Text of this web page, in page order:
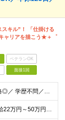
キル”！ 「仕掛ける
ャリアを描こう★＋゜
ベテランOK
面接1回
＼「やってみたい」が応募資格◎／ 学歴不問／未経験歓迎／業種未経験歓迎／社会人デビュー歓迎／第二新卒歓迎／ブランクOK 経験やスキルは一切不問◎ 大切なのは「挑戦してみたい」という気持ちです！
▼一都三県にお住まいの方 月給22万円～50万円＋インセンティブ＋賞与＋各種手当 ▼上記以外の地域にお住まいの方 月給21万円～50万円＋インセンティブ＋賞与＋各種手当 ※経験・能力を考慮して決定